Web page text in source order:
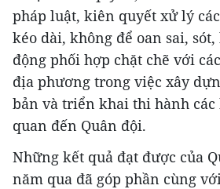
pháp luật, kiên quyết xử lý
kéo dài, không để oan sai,
động phối hợp chặt chẽ với
địa phương trong việc xây
bản và triển khai thi hành
quan đến Quân đội.
Những kết quả đạt được của
năm qua đã góp phần cùng